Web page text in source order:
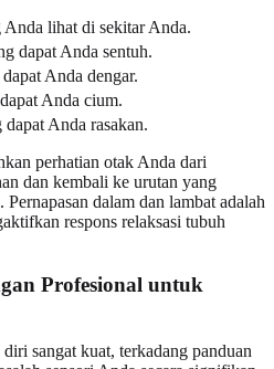
lihat di sekitar Anda.
dapat Anda sentuh.
Anda dengar.
Anda cium.
Anda rasakan.
perhatian otak Anda dari
dan kembali ke urutan yang
dalam dan lambat adalah
respons relaksasi tubuh
Profesional untuk
sangat kuat, terkadang panduan